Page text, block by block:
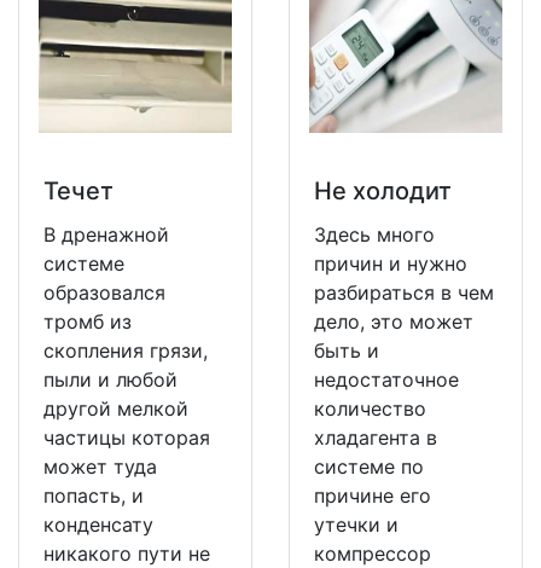
Течет
В дренажной
системе
образовался
тромб из
скопления грязи,
пыли и любой
другой мелкой
частицы которая
может туда
попасть, и
конденсату
никакого пути не
Не холодит
Здесь много
причин и нужно
разбираться в чем
дело, это может
быть и
недостаточное
количество
хладагента в
системе по
причине его
утечки и
компрессор